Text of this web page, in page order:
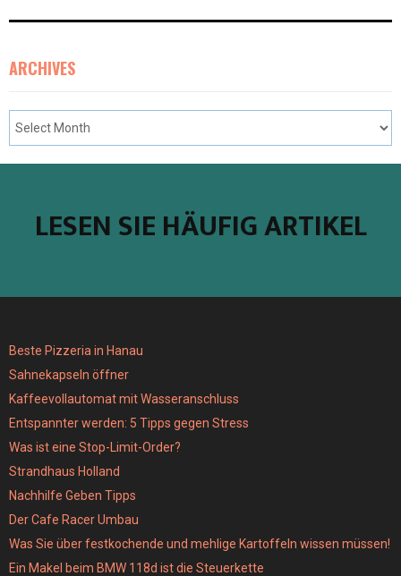
ARCHIVES
LESEN SIE HÄUFIG ARTIKEL
Beste Pizzeria in Hanau
Sahnekapseln öffner
Kaffeevollautomat mit Wasseranschluss
Entspannter werden: 5 Tipps gegen Stress
Was ist eine Stop-Limit-Order?
Strandhaus Holland
Nachhilfe Geben Tipps
Der Cafe Racer Umbau
Was Sie über festkochende und mehlige Kartoffeln wissen müssen!
Ein Makel beim BMW 118d ist die Steuerkette